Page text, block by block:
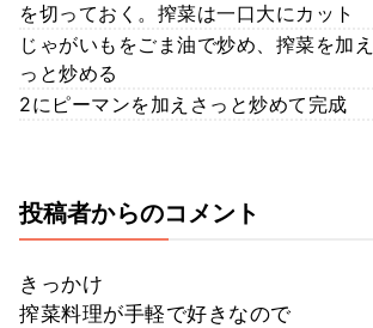
を切っておく。搾菜は一口大にカット
じゃがいもをごま油で炒め、搾菜を加
っと炒める
2にピーマンを加えさっと炒めて完成
投稿者からのコメント
きっかけ
搾菜料理が手軽で好きなので